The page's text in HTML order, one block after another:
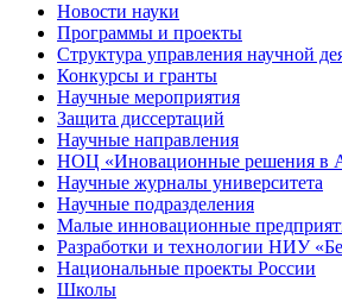
Новости науки
Программы и проекты
Структура управления научной
Конкурсы и гранты
Научные мероприятия
Защита диссертаций
Научные направления
НОЦ «Иновационные решения в
Научные журналы университета
Научные подразделения
Малые инновационные
Разработки и технологии НИУ
Национальные проекты России
Школы